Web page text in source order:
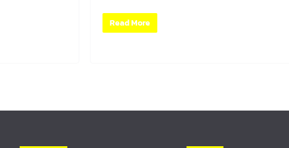
Read More